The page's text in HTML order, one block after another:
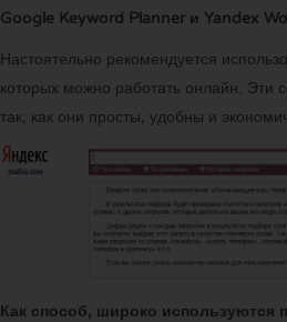
Google Keyword Planner и Yandex
Настоятельно рекомендуется
которых можно работать онлайн. Эти
так, как они просты, удобны и
Как способ, широко используются